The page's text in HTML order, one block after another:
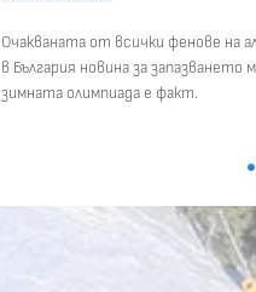
Очакваната от всички фенове на
в България новина за запазването
зимната олимпиада е факт.